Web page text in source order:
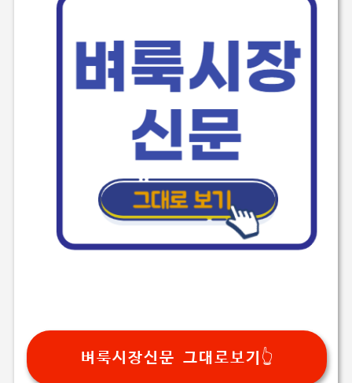
벼룩시장신문 그대로보기👆